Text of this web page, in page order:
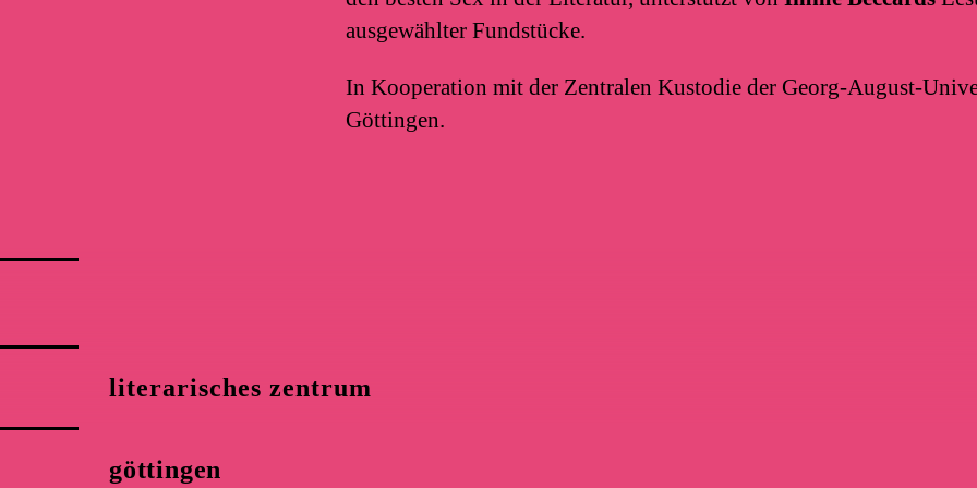
literarisches zentrum
göttingen
ausgewählter Fundstücke.
In Kooperation mit der Zentralen Kustodie der Georg-August-
Göttingen.